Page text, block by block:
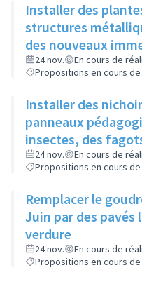
Installer des
structures
des nouveaux
24 nov.
En cours de
Propositions en cours
Installer des
panneaux
insectes, des
pour stimuler la
Château à la Roue
24 nov.
En cours de
Propositions en cours
Remplacer le
Juin par des pavés
verdure
24 nov.
En cours de
Propositions en cours